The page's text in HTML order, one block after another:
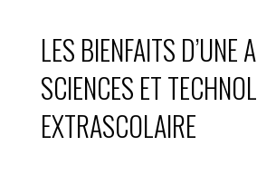
LES BIENFAITS D’UNE
SCIENCES ET
EXTRASCOLAIRE